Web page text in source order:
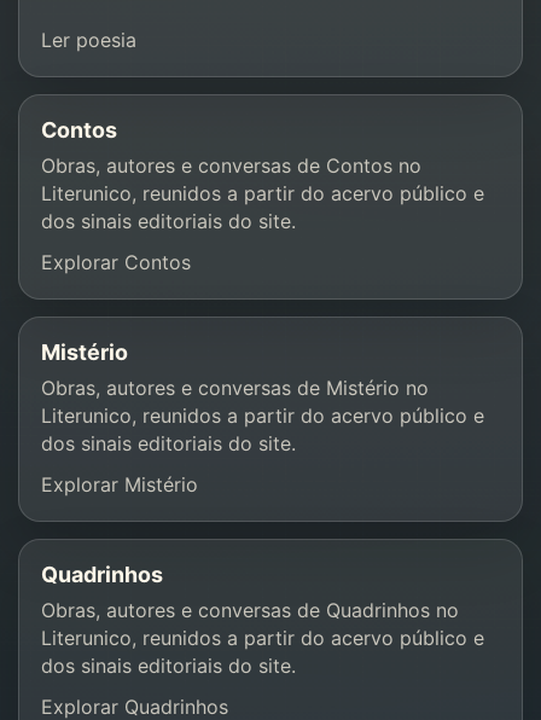
Ler poesia
Contos
Obras, autores e conversas de Contos no
Literunico, reunidos a partir do acervo público e
dos sinais editoriais do site.
Explorar Contos
Mistério
Obras, autores e conversas de Mistério no
Literunico, reunidos a partir do acervo público e
dos sinais editoriais do site.
Explorar Mistério
Quadrinhos
Obras, autores e conversas de Quadrinhos no
Literunico, reunidos a partir do acervo público e
dos sinais editoriais do site.
Explorar Quadrinhos